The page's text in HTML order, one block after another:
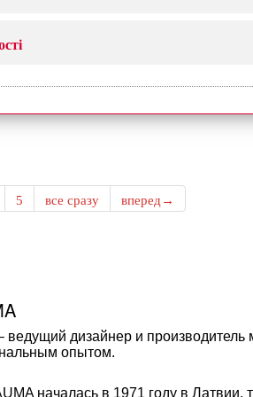
5 все сразу вперед→
ведущий дизайнер и
опытом.
началась в 1971 году в